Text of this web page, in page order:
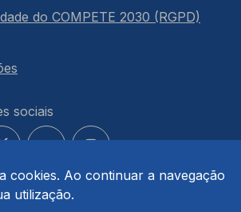
cookies. Ao continuar a navegação
utilização.
do COMPETE 2030 (RGPD)
sociais